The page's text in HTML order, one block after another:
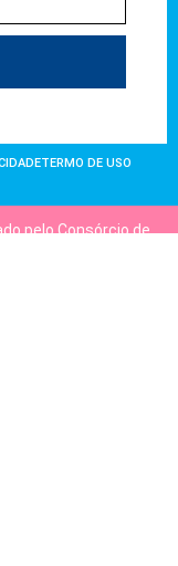
TERMO DE USO
pelo Consórcio de